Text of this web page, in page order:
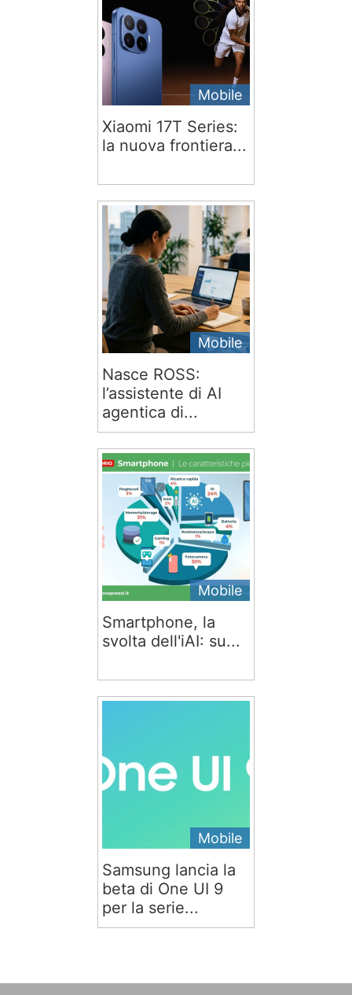
Mobile
Xiaomi 17T Series:
la nuova frontiera...
Mobile
Nasce ROSS:
l’assistente di AI
agentica di...
Mobile
Smartphone, la
svolta dell'iAI: su...
Mobile
Samsung lancia la
beta di One UI 9
per la serie...